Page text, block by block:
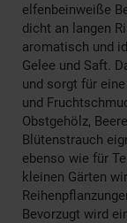
elfenbeinweiße
dicht an langen
aromatisch und
Gelee und Saft.
und sorgt für
und
Obstgehölz,
Blütenstrauch
ebenso wie für
kleinen Gärten
Bevorzugt wird